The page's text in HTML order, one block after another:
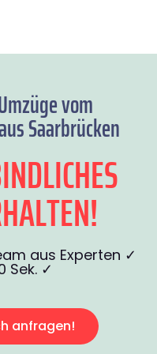
vom
Saarbrücken
aus Experten ✓
Sek. ✓
anfragen!